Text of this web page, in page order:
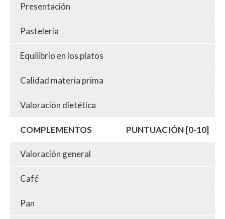
Presentación
Pastelería
Equilibrio en los platos
Calidad materia prima
Valoración dietética
COMPLEMENTOS PUNTUACIÓN [0-10]
Valoración general
Café
Pan